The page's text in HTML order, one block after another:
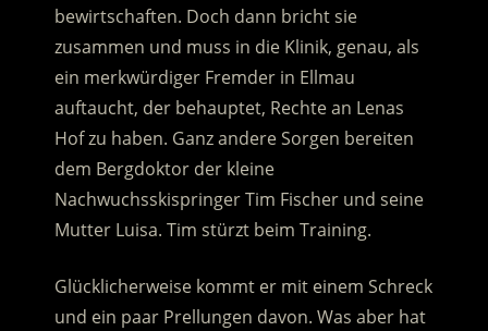
bewirtschaften. Doch dann bricht sie
zusammen und muss in die Klinik, genau, als
ein merkwürdiger Fremder in Ellmau
auftaucht, der behauptet, Rechte an Lenas
Hof zu haben. Ganz andere Sorgen bereiten
dem Bergdoktor der kleine
Nachwuchsskispringer Tim Fischer und seine
Mutter Luisa. Tim stürzt beim Training.
Glücklicherweise kommt er mit einem Schreck
und ein paar Prellungen davon. Was aber hat